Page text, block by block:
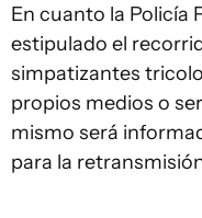
En cuanto la Policía
estipulado el
simpatizantes
propios medios o
mismo será
para la